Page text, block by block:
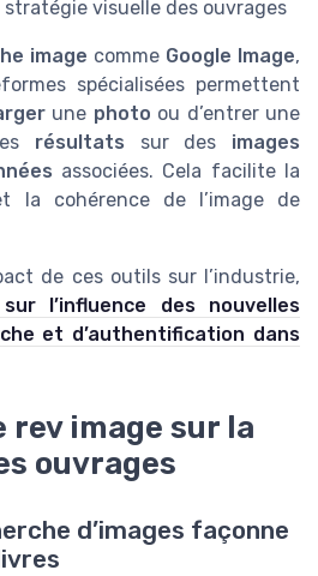
visuelle des ouvrages
image comme Google Image,
spécialisées permettent
une photo ou d’entrer une
résultats sur des images
associées. Cela facilite la
la cohérence de l’image de
de ces outils sur l’industrie,
sur l’influence des nouvelles
et d’authentification dans
rev image sur la
ouvrages
d’images façonne